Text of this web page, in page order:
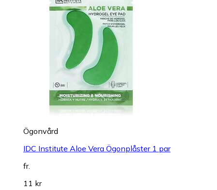
Ögonvård
IDC Institute Aloe Vera Ögonplåster 1 par
fr.
11 kr